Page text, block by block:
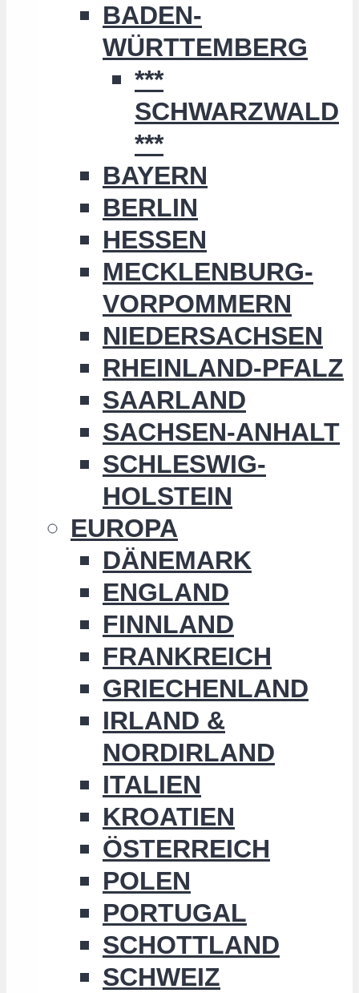
BADEN-
WÜRTTEMBERG
***
SCHWARZWALD
***
BAYERN
BERLIN
HESSEN
MECKLENBURG-
VORPOMMERN
NIEDERSACHSEN
RHEINLAND-PFALZ
SAARLAND
SACHSEN-ANHALT
SCHLESWIG-
HOLSTEIN
EUROPA
DÄNEMARK
ENGLAND
FINNLAND
FRANKREICH
GRIECHENLAND
IRLAND &
NORDIRLAND
ITALIEN
KROATIEN
ÖSTERREICH
POLEN
PORTUGAL
SCHOTTLAND
SCHWEIZ